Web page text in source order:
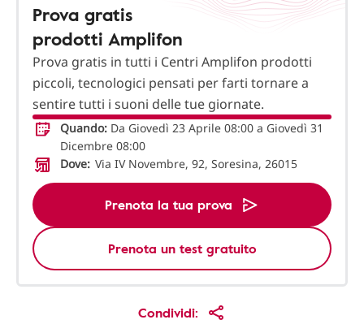
Prova gratis
prodotti Amplifon
Prova gratis in tutti i Centri Amplifon prodotti
piccoli, tecnologici pensati per farti tornare a
sentire tutti i suoni delle tue giornate.
Quando: Da Giovedì 23 Aprile 08:00 a Giovedì 31
Dicembre 08:00
Dove: Via IV Novembre, 92, Soresina, 26015
Prenota la tua prova
Prenota un test gratuito
Condividi: